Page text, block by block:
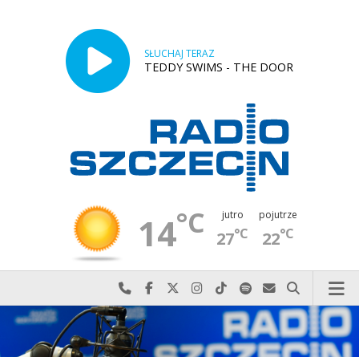
SŁUCHAJ TERAZ
TEDDY SWIMS - THE DOOR
14°C jutro
27°C
pojutrze
22°C
Najlepiej po prostu do nas zadzwoń
Odwiedź nas na Facebook-u
Odwiedź nas na X
Odwiedź nas na Instagram-ie
Odwiedź nas na TikTok-u
Szukaj nas na Spotify
Wyślij do nas
Szukaj